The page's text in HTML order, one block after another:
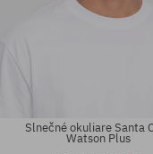
Slnečné okuliare Santa
Watson Plus